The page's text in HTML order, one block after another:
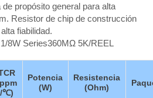
propósito general para alta
Resistor de chip de construcción
fiabilidad.
8W Series360MΩ 5K/REEL
/℃)
Potencia
(W)
Resistencia
(Ohm)